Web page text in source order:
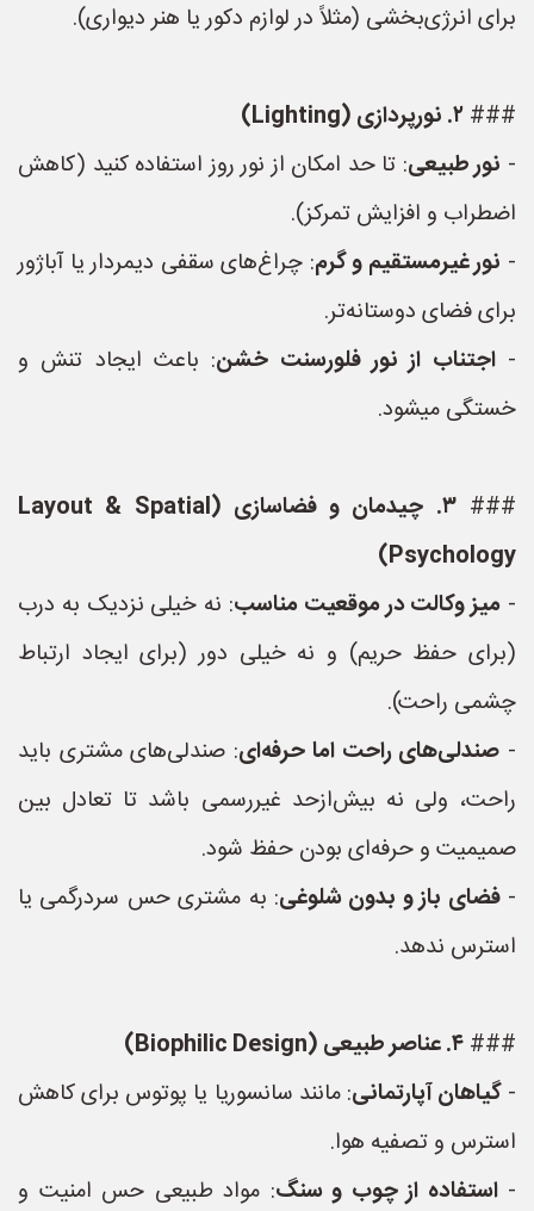
برای انرژی‌بخشی (مثلاً در لوازم دکور یا هنر دیواری).
### ۲. نورپردازی (Lighting)
- نور طبیعی: تا حد امکان از نور روز استفاده کنید (کاهش
اضطراب و افزایش تمرکز).
- نور غیرمستقیم و گرم: چراغ‌های سقفی دیمردار یا آباژور
برای فضای دوستانه‌تر.
-اجتناب از نور فلورسنت خشن: باعث ایجاد تنش و
خستگی میشود.
###
۳. چیدمان و فضاسازی (Layout & Spatial
Psychology)
- میز وکالت در موقعیت مناسب: نه خیلی نزدیک به درب
(برای حفظ حریم) و نه خیلی دور (برای ایجاد ارتباط
چشمی راحت).
- صندلی‌های راحت اما حرفه‌ای: صندلی‌های مشتری باید
راحت، ولی نه بیش‌ازحد غیررسمی باشد تا تعادل بین
صمیمیت و حرفه‌ای بودن حفظ شود.
-فضای باز و بدون شلوغی: به مشتری حس سردرگمی یا
استرس ندهد.
### ۴. عناصر طبیعی (Biophilic Design)
-گیاهان آپارتمانی: مانند سانسوریا یا پوتوس برای کاهش
استرس و تصفیه هوا.
-استفاده از چوب و سنگ: مواد طبیعی حس امنیت و